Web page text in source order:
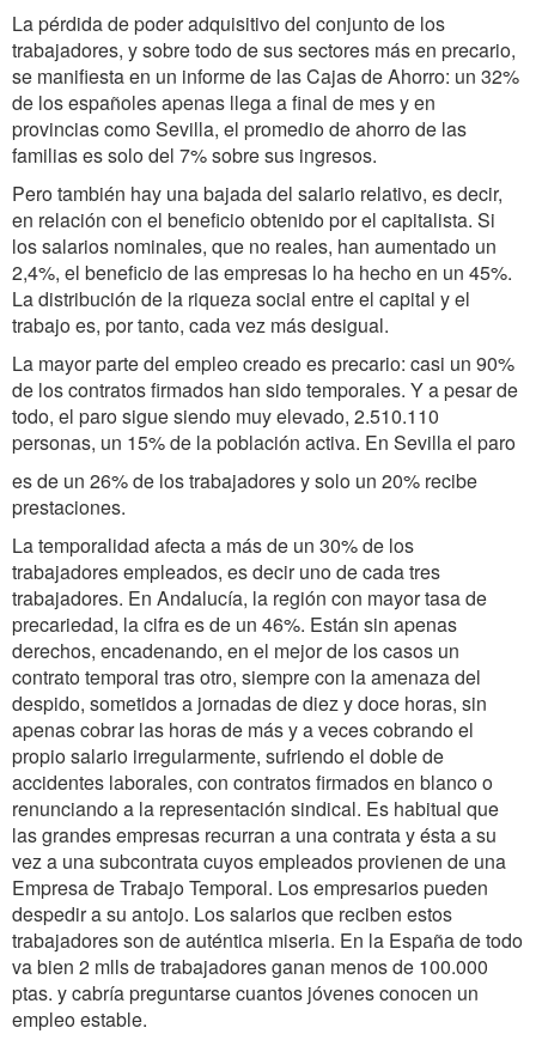
La pérdida de poder adquisitivo del conjunto de los
trabajadores, y sobre todo de sus sectores más en precario,
se manifiesta en un informe de las Cajas de Ahorro: un 32%
de los españoles apenas llega a final de mes y en
provincias como Sevilla, el promedio de ahorro de las
familias es solo del 7% sobre sus ingresos.
Pero también hay una bajada del salario relativo, es decir,
en relación con el beneficio obtenido por el capitalista. Si
los salarios nominales, que no reales, han aumentado un
2,4%, el beneficio de las empresas lo ha hecho en un 45%.
La distribución de la riqueza social entre el capital y el
trabajo es, por tanto, cada vez más desigual.
La mayor parte del empleo creado es precario: casi un 90%
de los contratos firmados han sido temporales. Y a pesar de
todo, el paro sigue siendo muy elevado, 2.510.110
personas, un 15% de la población activa. En Sevilla el paro
es de un 26% de los trabajadores y solo un 20% recibe
prestaciones.
La temporalidad afecta a más de un 30% de los
trabajadores empleados, es decir uno de cada tres
trabajadores. En Andalucía, la región con mayor tasa de
precariedad, la cifra es de un 46%. Están sin apenas
derechos, encadenando, en el mejor de los casos un
contrato temporal tras otro, siempre con la amenaza del
despido, sometidos a jornadas de diez y doce horas, sin
apenas cobrar las horas de más y a veces cobrando el
propio salario irregularmente, sufriendo el doble de
accidentes laborales, con contratos firmados en blanco o
renunciando a la representación sindical. Es habitual que
las grandes empresas recurran a una contrata y ésta a su
vez a una subcontrata cuyos empleados provienen de una
Empresa de Trabajo Temporal. Los empresarios pueden
despedir a su antojo. Los salarios que reciben estos
trabajadores son de auténtica miseria. En la España de todo
va bien 2 mlls de trabajadores ganan menos de 100.000
ptas. y cabría preguntarse cuantos jóvenes conocen un
empleo estable.